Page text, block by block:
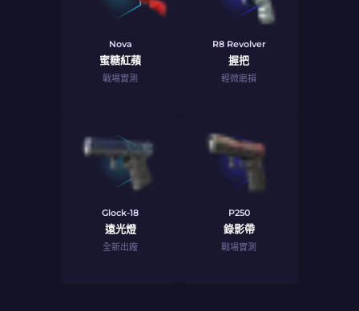
Nova
蜜糖紅蘋
戰場實測
R8 Revolver
握把
輕微磨損
Glock-18
遠光燈
全新出廠
P250
錄影帶
戰場實測